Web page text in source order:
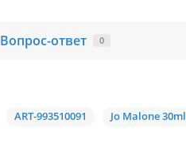
Вопрос-ответ 0
ART-993510091 Jo Malone 30ml